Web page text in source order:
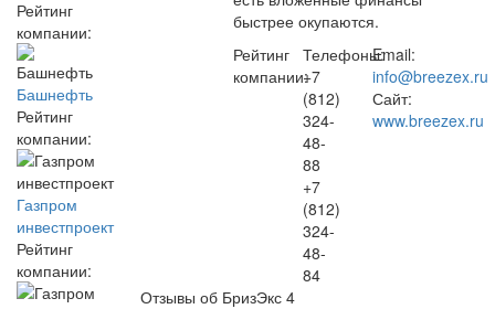
Рейтинг
компании:
Башнефть
Рейтинг
компании:
Газпром
инвестпроект
Рейтинг
компании:
быстрее окупаются.
Рейтинг
компании:
Телефоны:
+7
(812)
324-
48-
88
+7
(812)
324-
48-
84
Email:
info@breezex.ru
Сайт:
www.breezex.ru
Отзывы об БризЭкс 4